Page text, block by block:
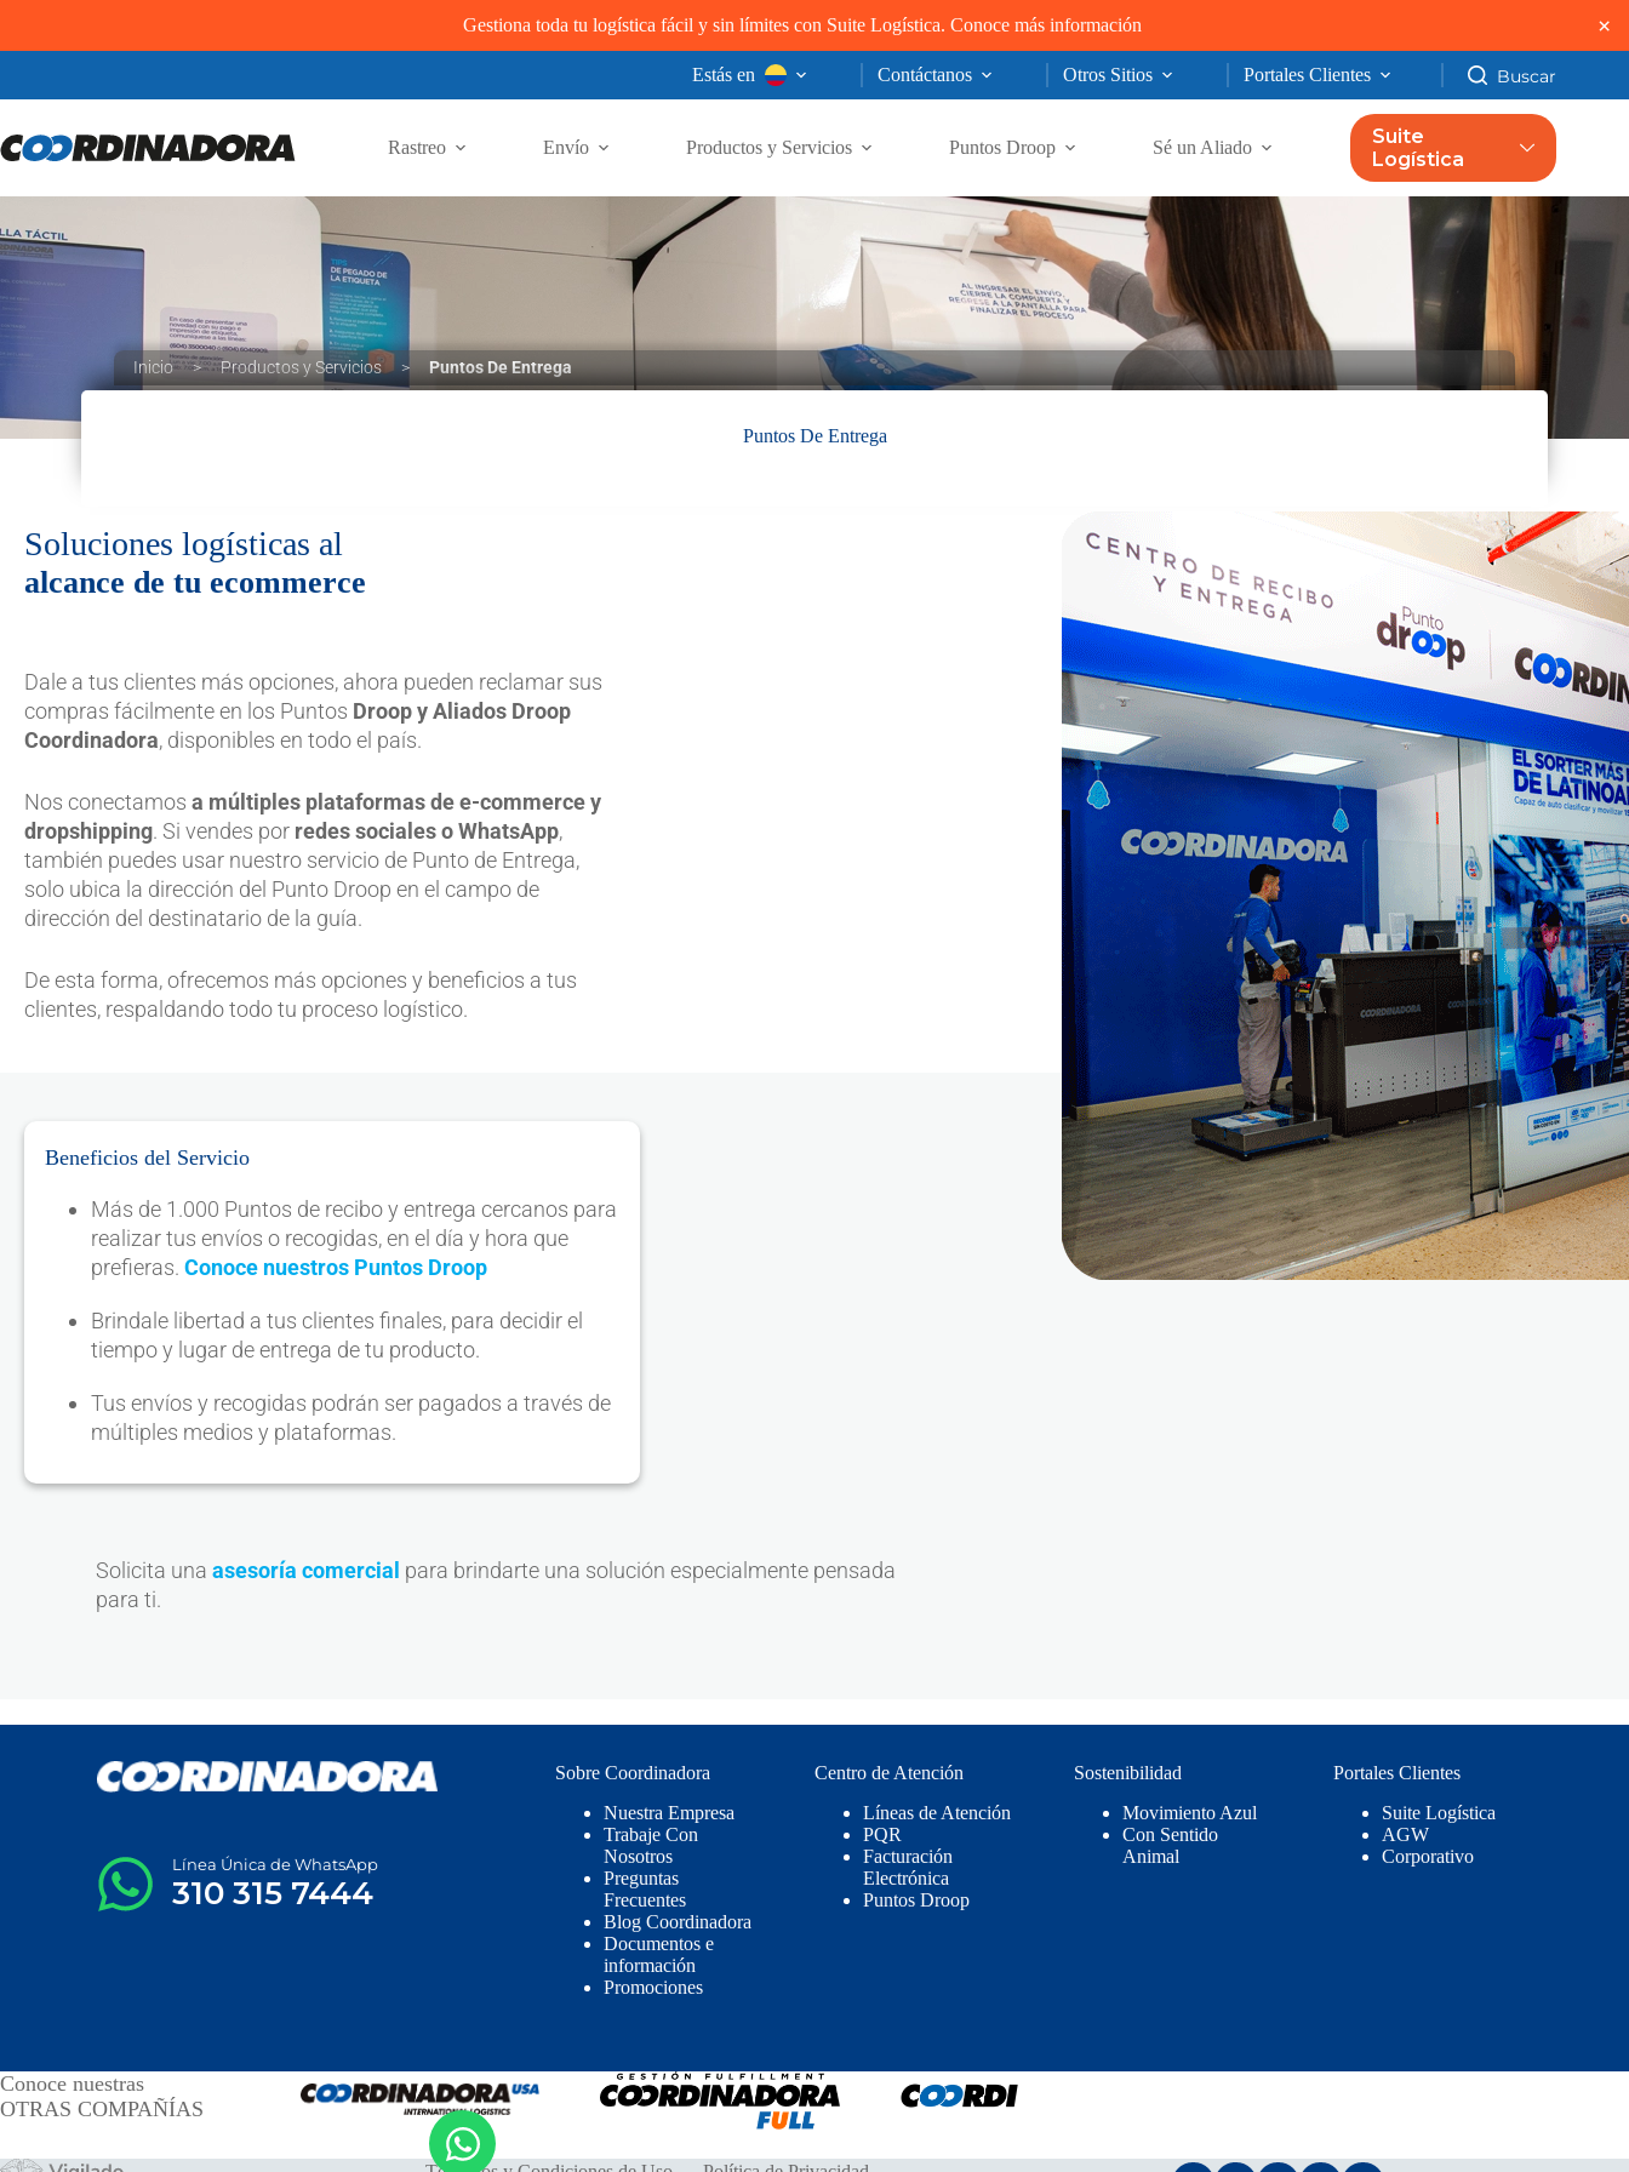
Gestiona toda tu logística fácil y sin límites con Suite Logística. Conoce más información ×
Estás en Contáctanos Otros Sitios Portales Clientes
Rastreo Envío Productos y Servicios Puntos Droop Sé un Aliado
Suite
Logística
Inicio > Productos y Servicios > Puntos De Entrega
Puntos De Entrega
Soluciones logísticas al
alcance de tu ecommerce
Dale a tus clientes más opciones, ahora pueden reclamar sus
compras fácilmente en los Puntos Droop y Aliados Droop
Coordinadora, disponibles en todo el país.
Nos conectamos a múltiples plataformas de e-commerce y
dropshipping. Si vendes por redes sociales o WhatsApp,
también puedes usar nuestro servicio de Punto de Entrega,
solo ubica la dirección del Punto Droop en el campo de
dirección del destinatario de la guía.
De esta forma, ofrecemos más opciones y beneficios a tus
clientes, respaldando todo tu proceso logístico.
Beneficios del Servicio
Más de 1.000 Puntos de recibo y entrega cercanos para
realizar tus envíos o recogidas, en el día y hora que
prefieras. Conoce nuestros Puntos Droop
Brindale libertad a tus clientes finales, para decidir el
tiempo y lugar de entrega de tu producto.
Tus envíos y recogidas podrán ser pagados a través de
múltiples medios y plataformas.
Solicita unaasesoría comercial para brindarte una solución especialmente pensada
para ti.
Línea Única de WhatsApp
310 315 7444
Sobre Coordinadora
Nuestra Empresa
Trabaje Con
Nosotros
Preguntas
Frecuentes
Blog Coordinadora
Documentos e
información
Promociones
Centro de Atención
Líneas de Atención
PQR
Facturación
Electrónica
Puntos Droop
Sostenibilidad
Movimiento Azul
Con Sentido
Animal
Portales Clientes
Suite Logística
AGW
Corporativo
Conoce nuestras
OTRAS COMPAÑÍAS